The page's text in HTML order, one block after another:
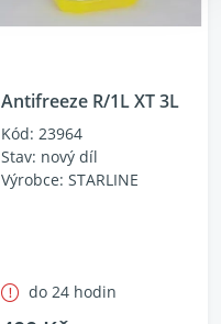
Antifreeze R/1L XT 3L
Kód: 23964
Stav: nový díl
Výrobce: STARLINE
do 24 hodin